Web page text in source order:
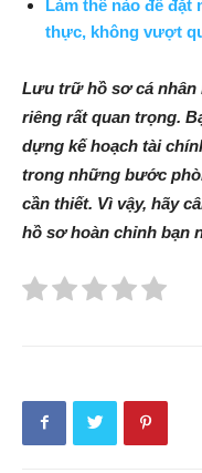
Làm thế nào để
thực, không vượt
Lưu trữ hồ sơ cá nhân
riêng rất quan trọng.
dựng kế hoạch tài
trong những bước
cần thiết. Vì vậy, hãy
hồ sơ hoàn chỉnh bạn